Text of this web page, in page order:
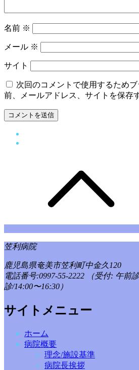
名前 ※
メール ※
サイト
次回のコメントで使用するため
前、メールアドレス、サイトを保存
笠利病院
鹿児島県奄美市笠利町中金久120
電話番号:0997-55-2222
（受付: 午前
診/14:00〜16:30）
サイトメニュー
ホーム
病院概要
理念/施設基準
病院長挨拶